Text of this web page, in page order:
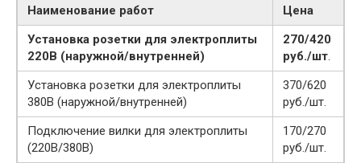
Наименование работ
Цена
Установка розетки для электроплиты
220В (наружной/внутренней)
270/420
руб./шт.
Установка розетки для электроплиты
380В (наружной/внутренней)
370/620
руб./шт.
Подключение вилки для электроплиты
(220В/380В)
170/270
руб./шт.